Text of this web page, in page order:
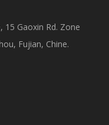
15 Gaoxin Rd. Zone
Fujian, Chine.